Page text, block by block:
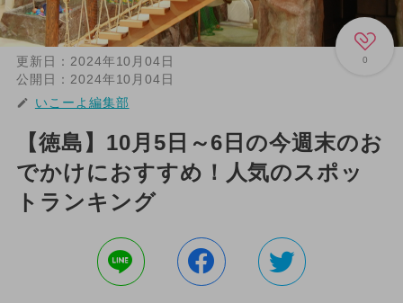
0
更新日： 2024年10月04日
公開日： 2024年10月04日
いこーよ編集部
【徳島】10月5日～6日の今週末のお
でかけにおすすめ！人気のスポッ
トランキング